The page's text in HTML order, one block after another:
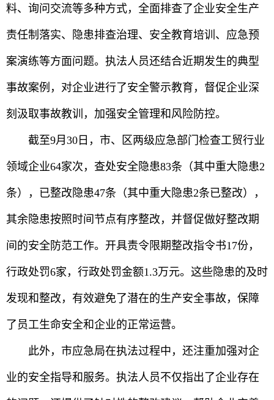
料、询问交流等多种方式，全面排查了企业安全生产
责任制落实、隐患排查治理、安全教育培训、应急预
案演练等方面问题。执法人员还结合近期发生的典型
事故案例，对企业进行了安全警示教育，督促企业深
刻汲取事故教训，加强安全管理和风险防控。
截至9月30日，市、区两级应急部门检查工贸行业
领域企业64家次，查处安全隐患83条（其中重大隐患2
条），已整改隐患47条（其中重大隐患2条已整改），
其余隐患按照时间节点有序整改，并督促做好整改期
间的安全防范工作。开具责令限期整改指令书17份，
行政处罚6家，行政处罚金额1.3万元。这些隐患的及时
发现和整改，有效避免了潜在的生产安全事故，保障
了员工生命安全和企业的正常运营。
此外，市应急局在执法过程中，还注重加强对企
业的安全指导和服务。执法人员不仅指出了企业存在